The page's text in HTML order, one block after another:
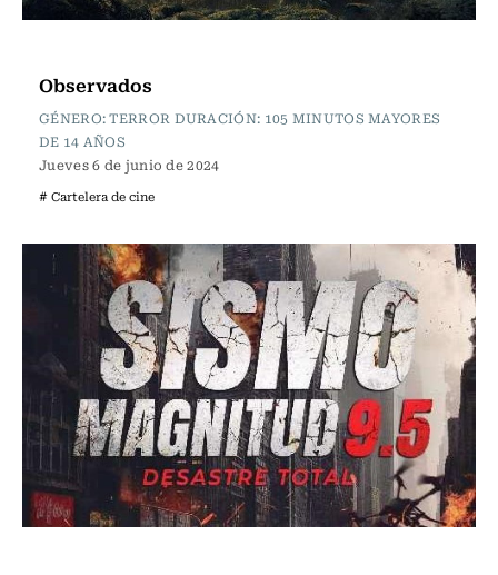
Observados
GÉNERO: TERROR DURACIÓN: 105 MINUTOS MAYORES
DE 14 AÑOS
Jueves 6 de junio de 2024
# Cartelera de cine